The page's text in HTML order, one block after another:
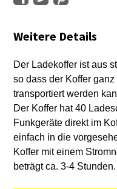
Weitere Details
Der Ladekoffer ist aus
so dass der Koffer
transportiert werden
Der Koffer hat 40
Funkgeräte direkt im
einfach in die
Koffer mit einem
beträgt ca. 3-4 Stunden.